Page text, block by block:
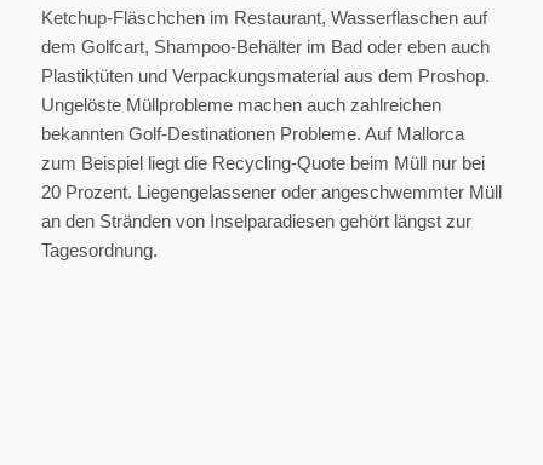
Ketchup-Fläschchen im Restaurant, Wasserflaschen auf
dem Golfcart, Shampoo-Behälter im Bad oder eben auch
Plastiktüten und Verpackungsmaterial aus dem Proshop.
Ungelöste Müllprobleme machen auch zahlreichen
bekannten Golf-Destinationen Probleme. Auf Mallorca
zum Beispiel liegt die Recycling-Quote beim Müll nur bei
20 Prozent. Liegengelassener oder angeschwemmter Müll
an den Stränden von Inselparadiesen gehört längst zur
Tagesordnung.